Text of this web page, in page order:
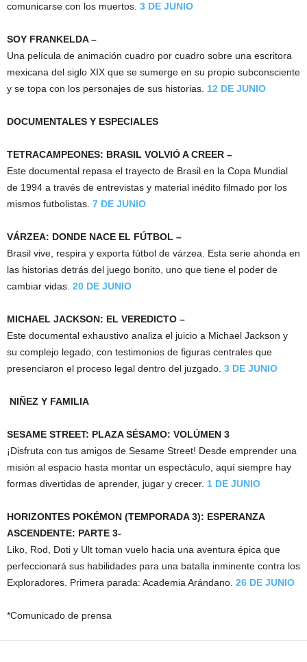
comunicarse con los muertos. 3 DE JUNIO
SOY FRANKELDA –
Una película de animación cuadro por cuadro sobre una escritora
mexicana del siglo XIX que se sumerge en su propio subconsciente
y se topa con los personajes de sus historias. 12 DE JUNIO
DOCUMENTALES Y ESPECIALES
TETRACAMPEONES: BRASIL VOLVIÓ A CREER –
Este documental repasa el trayecto de Brasil en la Copa Mundial
de 1994 a través de entrevistas y material inédito filmado por los
mismos futbolistas. 7 DE JUNIO
VÁRZEA: DONDE NACE EL FÚTBOL –
Brasil vive, respira y exporta fútbol de várzea. Esta serie ahonda en
las historias detrás del juego bonito, uno que tiene el poder de
cambiar vidas. 20 DE JUNIO
MICHAEL JACKSON: EL VEREDICTO –
Este documental exhaustivo analiza el juicio a Michael Jackson y
su complejo legado, con testimonios de figuras centrales que
presenciaron el proceso legal dentro del juzgado. 3 DE JUNIO
NIÑEZ Y FAMILIA
SESAME STREET: PLAZA SÉSAMO: VOLÚMEN 3
¡Disfruta con tus amigos de Sesame Street! Desde emprender una
misión al espacio hasta montar un espectáculo, aquí siempre hay
formas divertidas de aprender, jugar y crecer. 1 DE JUNIO
HORIZONTES POKÉMON (TEMPORADA 3): ESPERANZA
ASCENDENTE: PARTE 3-
Liko, Rod, Doti y Ult toman vuelo hacia una aventura épica que
perfeccionará sus habilidades para una batalla inminente contra los
Exploradores. Primera parada: Academia Arándano. 26 DE JUNIO
*Comunicado de prensa